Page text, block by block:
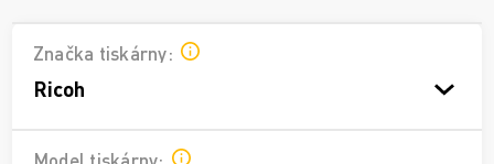
Značka tiskárny:
Ricoh